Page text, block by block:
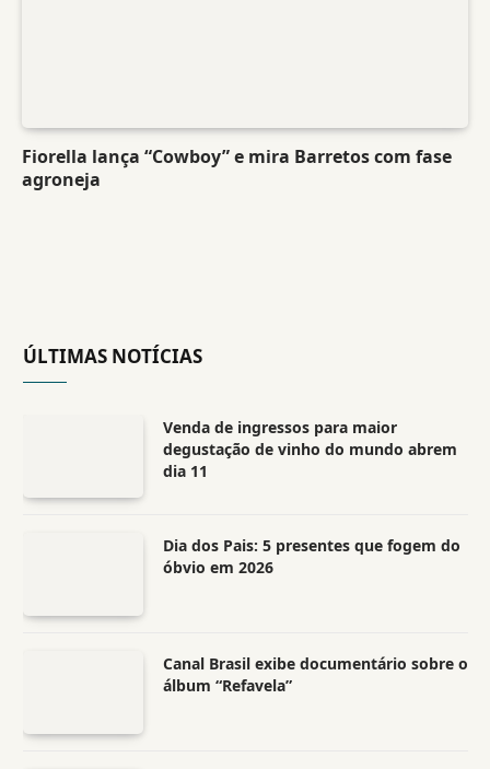
Fiorella lança “Cowboy” e mira Barretos com fase
agroneja
ÚLTIMAS NOTÍCIAS
Venda de ingressos para maior
degustação de vinho do mundo abrem
dia 11
Dia dos Pais: 5 presentes que fogem do
óbvio em 2026
Canal Brasil exibe documentário sobre o
álbum “Refavela”